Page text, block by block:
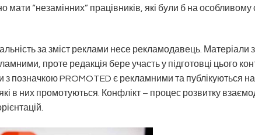
“незамінних” працівників, які були б на особливому
за зміст реклами несе рекламодавець.
проте редакція бере участь у підготовці цього
з позначкою PROMOTED є рекламними та публікуються
в них промотуються. Конфлікт – процес розвитку